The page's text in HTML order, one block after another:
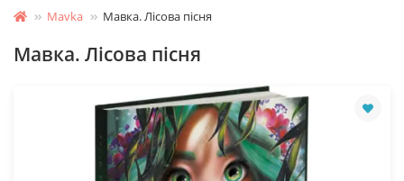
Mavka Мавка. Лісова пісня
Мавка. Лісова пісня